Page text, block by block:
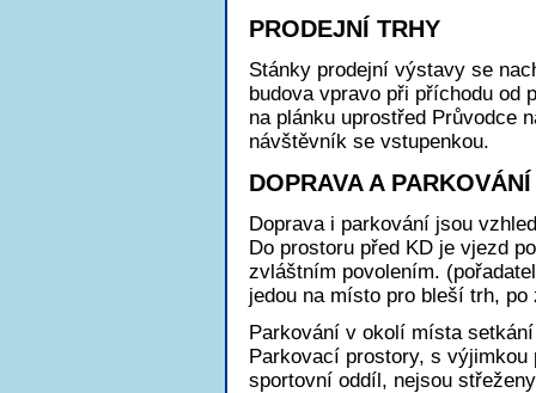
PRODEJNÍ TRHY
Stánky prodejní výstavy se
budova vpravo při příchodu od
na plánku uprostřed Průvodce
návštěvník se vstupenkou.
DOPRAVA A PARKOVÁNÍ
Doprava i parkování jsou
Do prostoru před KD je vjezd
zvláštním povolením.
jedou na místo pro bleší trh, po
Parkování v okolí místa
Parkovací prostory, s
sportovní oddíl, nejsou